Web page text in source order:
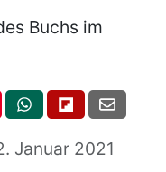
Buchs im
Januar 2021